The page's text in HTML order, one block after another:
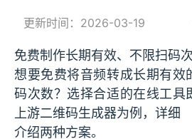
更新时间：2026-03-19
免费制作长期有效、不限扫码
想要免费将音频转成长期有效
码次数？选择合适的在线工具
上游二维码生成器为例，详细
介绍两种方案。